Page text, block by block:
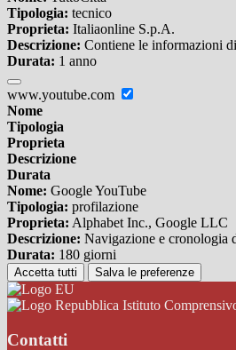
Tipologia: tecnico
Proprieta: Italiaonline S.p.A.
Descrizione: Contiene le informazioni
Durata: 1 anno
www.youtube.com
Nome
Tipologia
Proprieta
Descrizione
Durata
Nome: Google YouTube
Tipologia: profilazione
Proprieta: Alphabet Inc., Google LLC
Descrizione: Navigazione e cronologia
Durata: 180 giorni
Accetta tutti Salva le preferenze
Istituto
Contatti